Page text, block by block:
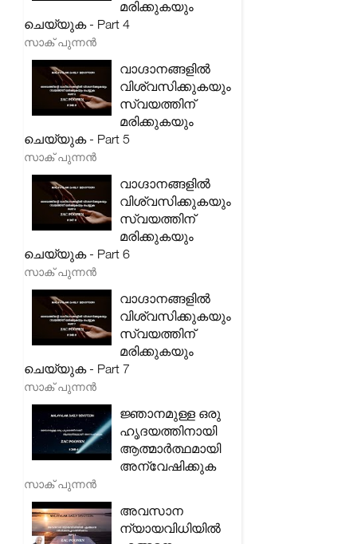
മരിക്കുകയും
ചെയ്യുക - Part 4
സാക് പുന്നൻ
വാഗ്ദാനങ്ങളിൽ
വിശ്വസിക്കുകയും
സ്വയത്തിന്
മരിക്കുകയും
ചെയ്യുക - Part 5
സാക് പുന്നൻ
വാഗ്ദാനങ്ങളിൽ
വിശ്വസിക്കുകയും
സ്വയത്തിന്
മരിക്കുകയും
ചെയ്യുക - Part 6
സാക് പുന്നൻ
വാഗ്ദാനങ്ങളിൽ
വിശ്വസിക്കുകയും
സ്വയത്തിന്
മരിക്കുകയും
ചെയ്യുക - Part 7
സാക് പുന്നൻ
ജ്ഞാനമുള്ള ഒരു
ഹൃദയത്തിനായി
ആത്മാർത്ഥമായി
അന്വേഷിക്കുക
സാക് പുന്നൻ
അവസാന
ന്യായവിധിയിൽ